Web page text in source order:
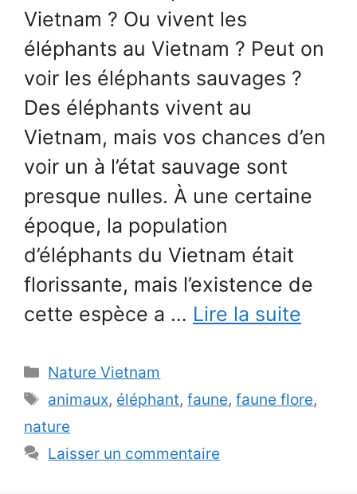
Vietnam ? Ou vivent les
éléphants au Vietnam ? Peut on
voir les éléphants sauvages ?
Des éléphants vivent au
Vietnam, mais vos chances d’en
voir un à l’état sauvage sont
presque nulles. À une certaine
époque, la population
d’éléphants du Vietnam était
florissante, mais l’existence de
cette espèce a … Lire la suite
Catégories
Nature Vietnam
Étiquettes
animaux, éléphant,faune,faune flore,
nature
Laisser un commentaire